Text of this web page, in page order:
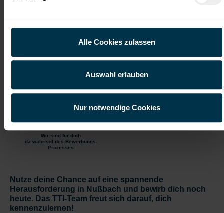
Alle Cookies zulassen
Auswahl erlauben
Nur notwendige Cookies
Unbefristetes
Vollzeitarbeitsplatz
Arbeitsplatz
Wir sind für dich
da während des Bewerbungs-
Prozesses
Nutze deine Chance auf eine spannende
Herausforderung in Nußbach und bewirb dich noch
heute. Das TTI-Team freut sich darauf, dich
kennenzulernen!